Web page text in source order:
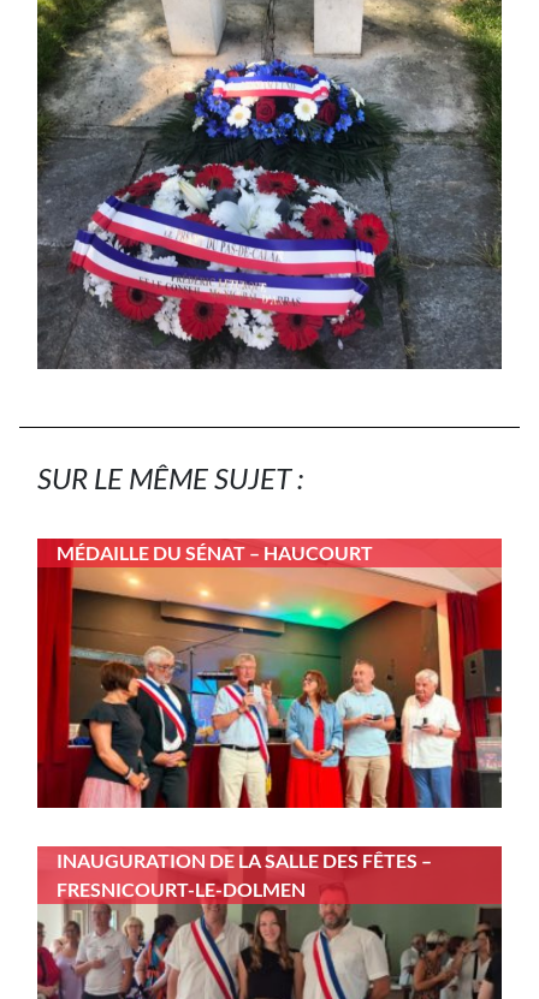
SUR LE MÊME SUJET :
MÉDAILLE DU SÉNAT – HAUCOURT
INAUGURATION DE LA SALLE DES FÊTES –
FRESNICOURT-LE-DOLMEN